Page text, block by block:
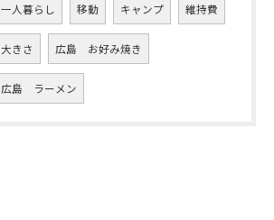
一人暮らし 移動 キャンプ 維持費
大きさ 広島 お好み焼き
広島 ラーメン